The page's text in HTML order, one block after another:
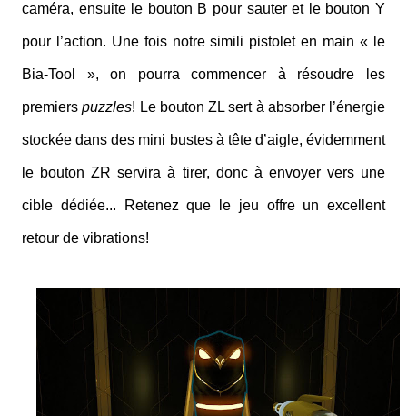
caméra, ensuite le bouton B pour sauter et le bouton Y
pour l’action. Une fois notre simili pistolet en main « le
Bia-Tool », on pourra commencer à résoudre les
premierspuzzles! Le bouton ZL sert à absorber l’énergie
stockée dans des mini bustes à tête d’aigle, évidemment
le bouton ZR servira à tirer, donc à envoyer vers une
cible dédiée... Retenez que le jeu offre un excellent
retour de vibrations!